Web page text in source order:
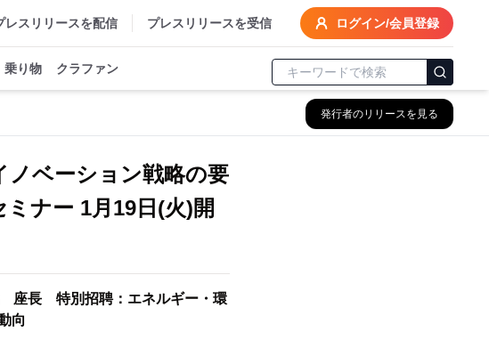
レスリリースを配信 プレスリリースを受信 ログイン/会員登録
乗り物 クラファン
発行者のリリースを見る
ノベーション戦略の要
ナー 1月19日(火)開
長 特別招聘：エネルギー・環
向